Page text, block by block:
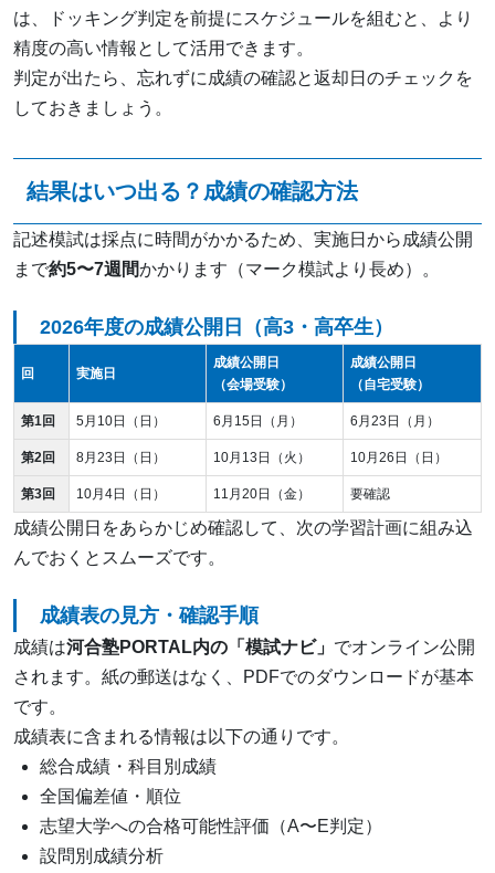
は、ドッキング判定を前提にスケジュールを組むと、より
精度の高い情報として活用できます。
判定が出たら、忘れずに成績の確認と返却日のチェックを
しておきましょう。
結果はいつ出る？成績の確認方法
記述模試は採点に時間がかかるため、実施日から成績公開
まで約5〜7週間かかります（マーク模試より長め）。
2026年度の成績公開日（高3・高卒生）
回 実施日
成績公開日
（会場受験）
成績公開日
（自宅受験）
第1回 5月10日（日） 6月15日（月） 6月23日（月）
第2回 8月23日（日） 10月13日（火） 10月26日（日）
第3回 10月4日（日） 11月20日（金） 要確認
成績公開日をあらかじめ確認して、次の学習計画に組み込
んでおくとスムーズです。
成績表の見方・確認手順
成績は河合塾PORTAL内の「模試ナビ」 でオンライン公開
されます。紙の郵送はなく、PDFでのダウンロードが基本
です。
成績表に含まれる情報は以下の通りです。
総合成績・科目別成績
全国偏差値・順位
志望大学への合格可能性評価（A〜E判定）
設問別成績分析